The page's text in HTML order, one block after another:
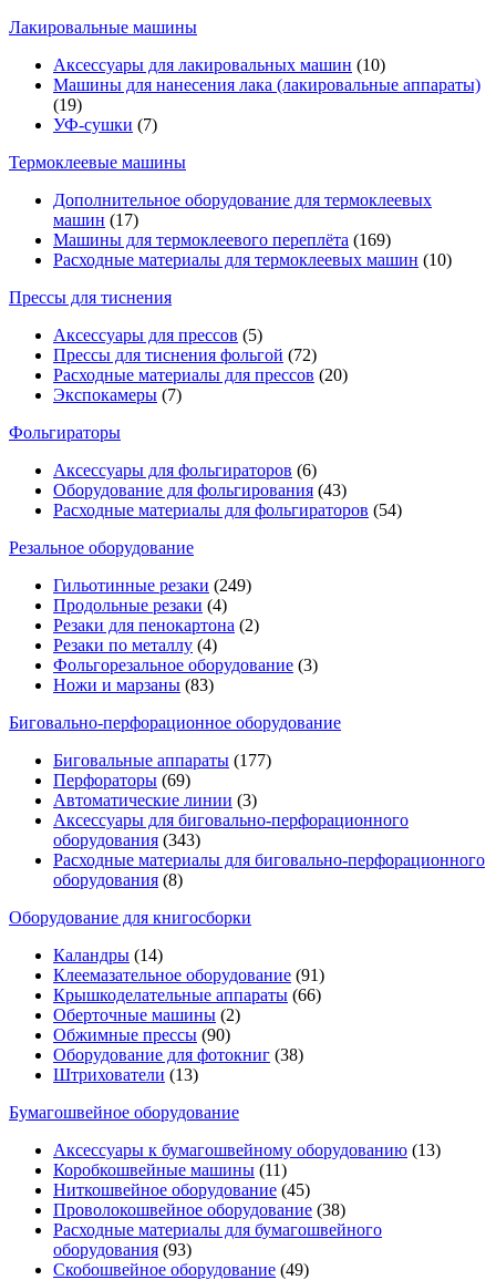
Лакировальные машины
Аксессуары для лакировальных машин (10)
Машины для нанесения лака (лакировальные аппараты)
(19)
УФ-сушки (7)
Термоклеевые машины
Дополнительное оборудование для термоклеевых
машин (17)
Машины для термоклеевого переплёта (169)
Расходные материалы для термоклеевых машин (10)
Прессы для тиснения
Аксессуары для прессов (5)
Прессы для тиснения фольгой (72)
Расходные материалы для прессов (20)
Экспокамеры (7)
Фольгираторы
Аксессуары для фольгираторов (6)
Оборудование для фольгирования (43)
Расходные материалы для фольгираторов (54)
Резальное оборудование
Гильотинные резаки (249)
Продольные резаки (4)
Резаки для пенокартона (2)
Резаки по металлу (4)
Фольгорезальное оборудование (3)
Ножи и марзаны (83)
Биговально-перфорационное оборудование
Биговальные аппараты (177)
Перфораторы (69)
Автоматические линии (3)
Аксессуары для биговально-перфорационного
оборудования (343)
Расходные материалы для биговально-перфорационного
оборудования (8)
Оборудование для книгосборки
Каландры (14)
Клеемазательное оборудование (91)
Крышкоделательные аппараты (66)
Оберточные машины (2)
Обжимные прессы (90)
Оборудование для фотокниг (38)
Штрихователи (13)
Бумагошвейное оборудование
Аксессуары к бумагошвейному оборудованию (13)
Коробкошвейные машины (11)
Ниткошвейное оборудование (45)
Проволокошвейное оборудование (38)
Расходные материалы для бумагошвейного
оборудования (93)
Скобошвейное оборудование (49)